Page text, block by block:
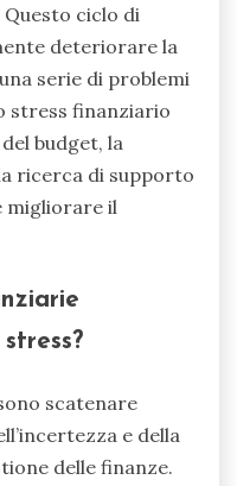
ciclo di
deteriorare la
serie di problemi
stress finanziario
budget, la
ricerca di supporto
migliorare il
scatenare
e della
delle finanze.